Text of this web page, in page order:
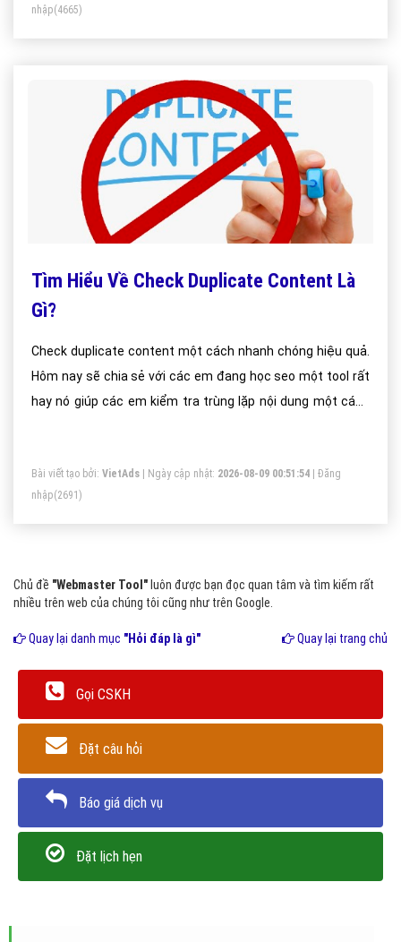
nhập(4665)
Tìm Hiểu Về Check Duplicate Content Là
Gì?
Check duplicate content một cách nhanh chóng hiệu quả.
Hôm nay sẽ chia sẻ với các em đang học seo một tool rất
hay nó giúp các em kiểm tra trùng lặp nội dung một cách
Bài viết tạo bởi: VietAds | Ngày cập nhật: 2026-08-09 00:51:54
Đăng
nhập(2691)
Chủ đề "Webmaster Tool" luôn được bạn đọc quan tâm và tìm kiếm rất
nhiều trên web của chúng tôi cũng như trên Google.
Quay lại danh mục "Hỏi đáp là gì" Quay lại trang chủ
Gọi CSKH
Đặt câu hỏi
Báo giá dịch vụ
Đặt lịch hẹn